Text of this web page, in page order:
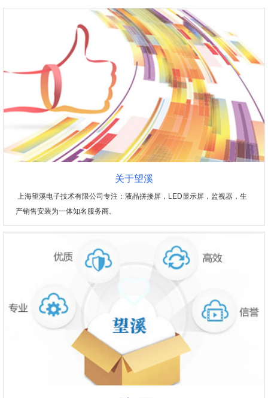
关于望溪
上海望溪电子技术有限公司专注：液晶拼接屏，LED显示屏，监视器，生
产销售安装为一体知名服务商。